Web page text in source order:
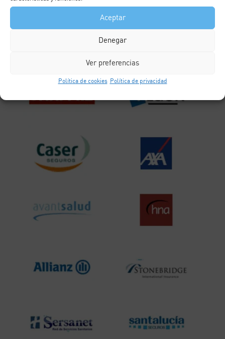
Aceptar
Denegar
Ver preferencias
Política de cookies Política de privacidad